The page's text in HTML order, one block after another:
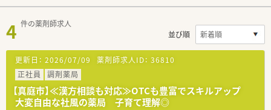
4 件の薬剤師求人
並び順
更新日： 2026/07/09 薬剤師求人ID： 36810
正社員
調剤薬局
【真庭市】≪漢方相談も対応≫OTCも豊富でスキルアップ
大変自由な社風の薬局 子育て理解◎